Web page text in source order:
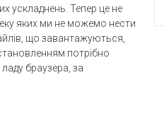
ускладнень. Тепер це не
яких ми не можемо нести
що завантажуються,
потрібно
браузера, за